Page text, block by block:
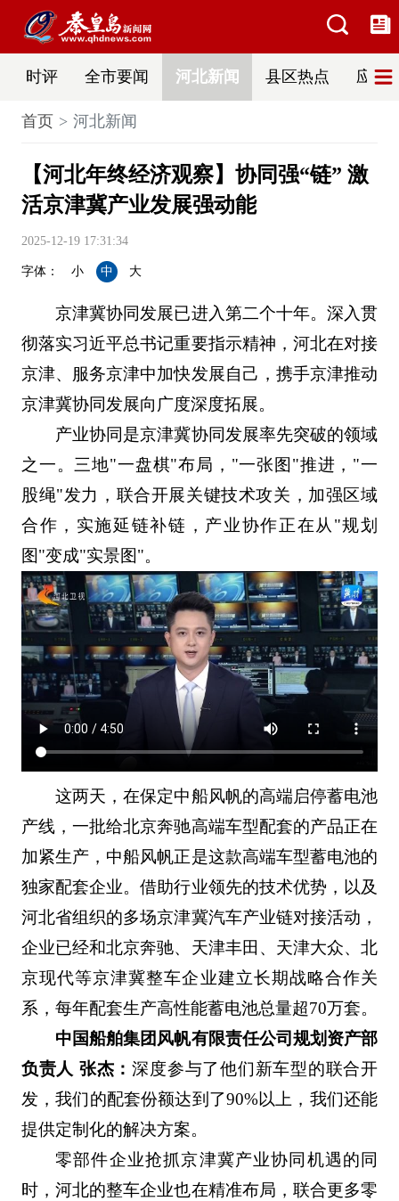
时评 全市要闻 河北新闻 县区热点 应急
首页 河北新闻
【河北年终经济观察】协同强“链” 激
活京津冀产业发展强动能
2025-12-19 17:31:34
字体： 小 中 大
京津冀协同发展已进入第二个十年。深入贯
彻落实习近平总书记重要指示精神，河北在对接
京津、服务京津中加快发展自己，携手京津推动
京津冀协同发展向广度深度拓展。
产业协同是京津冀协同发展率先突破的领域
之一。三地"一盘棋"布局，"一张图"推进，"一
股绳"发力，联合开展关键技术攻关，加强区域
合作，实施延链补链，产业协作正在从"规划
图"变成"实景图"。
这两天，在保定中船风帆的高端启停蓄电池
产线，一批给北京奔驰高端车型配套的产品正在
加紧生产，中船风帆正是这款高端车型蓄电池的
独家配套企业。借助行业领先的技术优势，以及
河北省组织的多场京津冀汽车产业链对接活动，
企业已经和北京奔驰、天津丰田、天津大众、北
京现代等京津冀整车企业建立长期战略合作关
系，每年配套生产高性能蓄电池总量超70万套。
中国船舶集团风帆有限责任公司规划资产部
负责人 张杰：深度参与了他们新车型的联合开
发，我们的配套份额达到了90%以上，我们还能
提供定制化的解决方案。
零部件企业抢抓京津冀产业协同机遇的同
时，河北的整车企业也在精准布局，联合更多零